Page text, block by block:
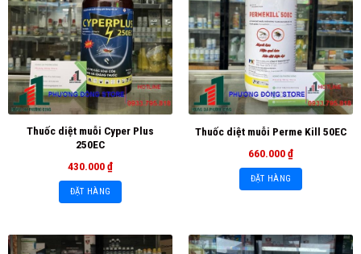
Thuốc diệt muỗi Cyper Plus
250EC
430.000₫
ĐẶT HÀNG
Thuốc diệt muỗi Perme Kill 50EC
660.000₫
ĐẶT HÀNG